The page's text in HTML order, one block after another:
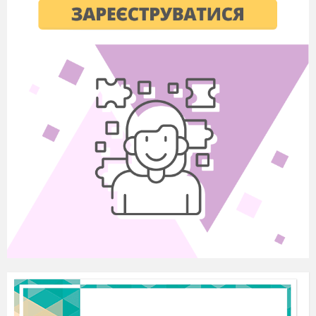
Повторити техніку ведення м’яча на
місці та в русі.
Вдосконалити техніку передачі м’яча від
грудей двома руками.
Закріпити техніку кидку в кошик після
ведення та «подвійного кроку».
Повторити техніку прийому та передачі
м’яча двома руками знизу
та зверху.
Вдосконалити техніку прийому м’яча
після подачі.
Закріпити техніку верхньої прямої
Сприяти розвитку швидкості,
координації та точності рухів учнів.